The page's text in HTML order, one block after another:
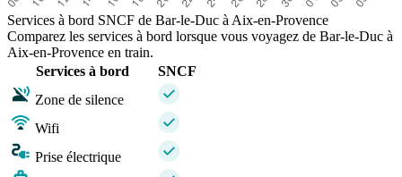
Services à bord SNCF de Bar-le-Duc à Aix-en-Provence
Comparez les services à bord lorsque vous voyagez de Bar-le-Duc à
Aix-en-Provence en train.
Services à bord
SNCF
Zone de silence
Wifi
Prise électrique